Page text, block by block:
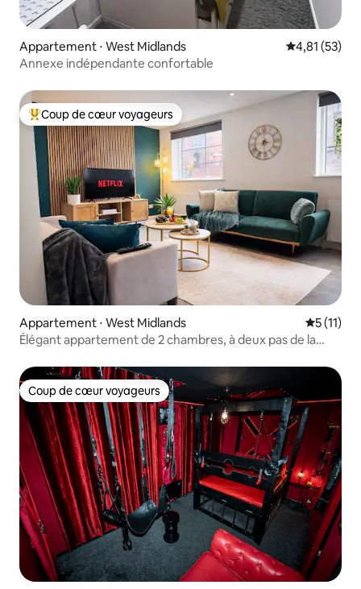
Appartement ⋅ West Midlands Évaluation
4,81 (53)
Annexe indépendante confortable
Coups de cœur voyageurs les plus appréciés
Coup de cœur voyageurs
Appartement ⋅ West Midlands
5 (11)
Élégant appartement de 2 chambres, à deux pas de la
Coup de cœur voyageurs
Coup de cœur voyageurs